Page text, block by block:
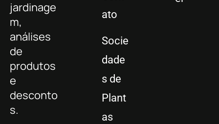
jardinage
m,
análises
de
produtos
e
desconto
s.
ato
Socie
dade
s de
Plant
as